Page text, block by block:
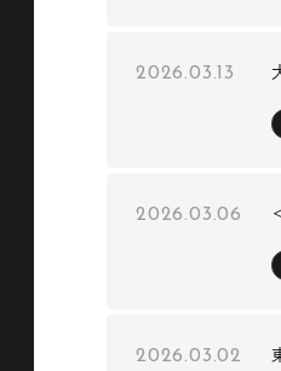
2026.03.13
2026.03.06
2026.03.02